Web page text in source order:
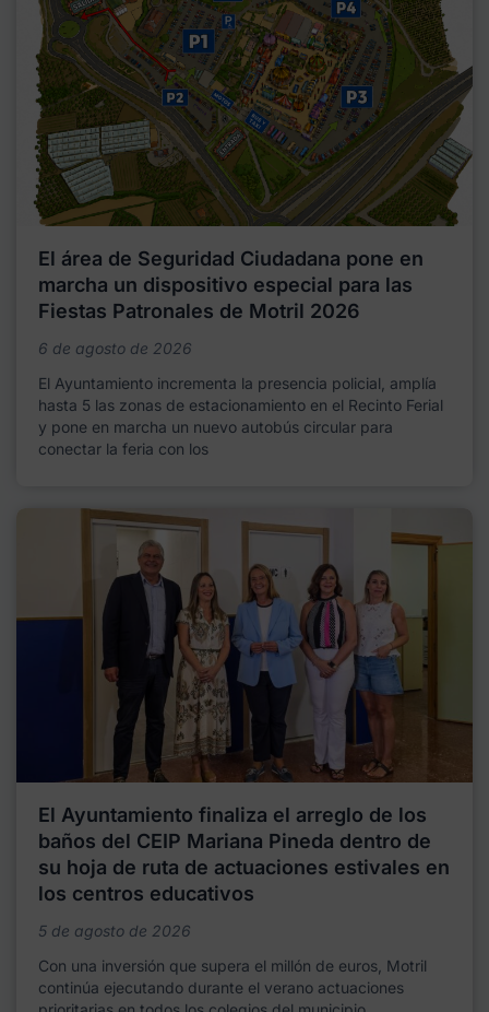
El área de Seguridad Ciudadana pone en
marcha un dispositivo especial para las
Fiestas Patronales de Motril 2026
6 de agosto de 2026
El Ayuntamiento incrementa la presencia policial, amplía
hasta 5 las zonas de estacionamiento en el Recinto Ferial
y pone en marcha un nuevo autobús circular para
conectar la feria con los
El Ayuntamiento finaliza el arreglo de los
baños del CEIP Mariana Pineda dentro de
su hoja de ruta de actuaciones estivales en
los centros educativos
5 de agosto de 2026
Con una inversión que supera el millón de euros, Motril
continúa ejecutando durante el verano actuaciones